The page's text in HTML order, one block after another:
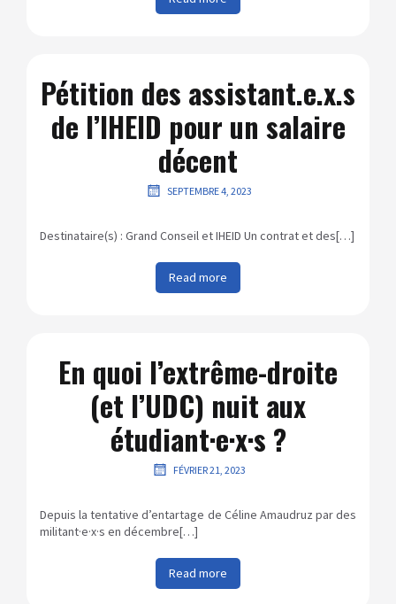
Pétition des assistant.e.x.s
de l’IHEID pour un salaire
décent
SEPTEMBRE 4, 2023
Destinataire(s) : Grand Conseil et IHEID Un contrat et des[…]
Read more
En quoi l’extrême-droite
(et l’UDC) nuit aux
étudiant·e·x·s ?
FÉVRIER 21, 2023
Depuis la tentative d’entartage de Céline Amaudruz par des
militant·e·x·s en décembre[…]
Read more